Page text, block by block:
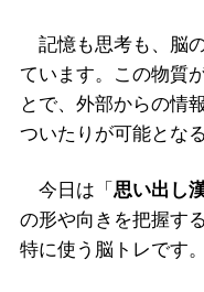
記憶も思考も、脳
ています。この物質
とで、外部からの情
ついたりが可能とな
今日は「 思い出し
の形や向きを把握す
特に使う脳トレです。